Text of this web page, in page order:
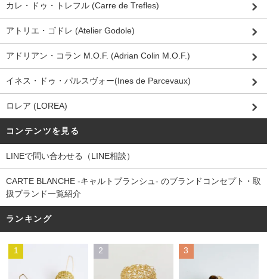
カレ・ドゥ・トレフル (Carre de Trefles)
アトリエ・ゴドレ (Atelier Godole)
アドリアン・コラン M.O.F. (Adrian Colin M.O.F.)
イネス・ドゥ・パルスヴォー(Ines de Parcevaux)
ロレア (LOREA)
コンテンツを見る
LINEで問い合わせる（LINE相談）
CARTE BLANCHE -キャルトブランシュ- のブランドコンセプト・取
扱ブランド一覧紹介
ランキング
1 2 3